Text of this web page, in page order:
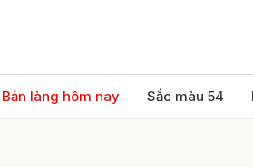
Bản làng hôm nay Sắc màu 54
luận